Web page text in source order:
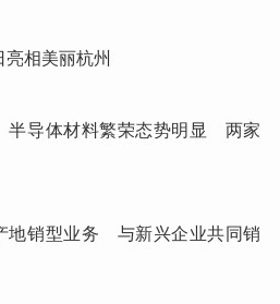
相美丽杭州
导体材料繁荣态势明显 两家
销型业务 与新兴企业共同销